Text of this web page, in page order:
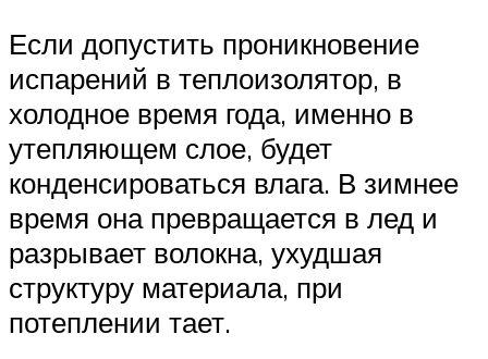
Если допустить проникновение
испарений в теплоизолятор, в
холодное время года, именно в
утепляющем слое, будет
конденсироваться влага. В зимнее
время она превращается в лед и
разрывает волокна, ухудшая
структуру материала, при
потеплении тает.